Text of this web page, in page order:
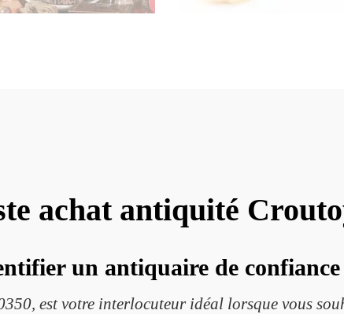
achat antiquité
un antiquaire de
est votre interlocuteur idéal lorsque vous